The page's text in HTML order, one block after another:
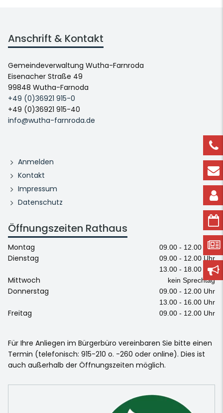
Anschrift & Kontakt
Gemeindeverwaltung Wutha-Farnroda
Eisenacher Straße 49
99848 Wutha-Farnoda
+49 (0)36921 915-0
+49 (0)36921 915-40
info@wutha-farnroda.de
Anmelden
Kontakt
Impressum
Datenschutz
Öffnungszeiten Rathaus
Montag 09.00 - 12.00 Uhr
Dienstag
09.00 - 12.00 Uhr
13.00 - 18.00 Uhr
Mittwoch kein Sprechtag
Donnerstag
09.00 - 12.00 Uhr
13.00 - 16.00 Uhr
Freitag 09.00 - 12.00 Uhr
Für Ihre Anliegen im Bürgerbüro vereinbaren Sie bitte einen
Termin (telefonisch: 915-210 o. -260 oder online). Dies ist
auch außerhalb der Öffnungszeiten möglich.